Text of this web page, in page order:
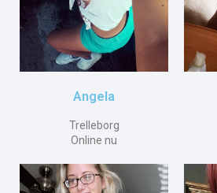
Angela
Trelleborg
Online nu